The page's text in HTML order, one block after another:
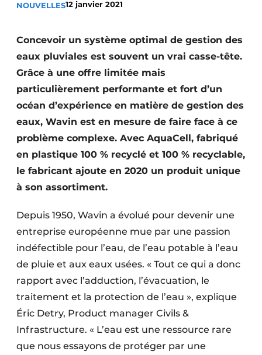
Construction bois
Contrôle d’accès
Éclairage
Fondations
Façades
Géotextiles
Infrastructures souterraines et égouttage
Protection solaire
Rénovation
Sécurité incendie
Software
NOUVELLES12 janvier 2021
Concevoir un système optimal de gestion des
eaux pluviales est souvent un vrai casse-tête.
Grâce à une offre limitée mais
particulièrement performante et fort d’un
océan d’expérience en matière de gestion des
eaux, Wavin est en mesure de faire face à ce
problème complexe. Avec AquaCell, fabriqué
en plastique 100 % recyclé et 100 % recyclable,
le fabricant ajoute en 2020 un produit unique
à son assortiment.
Depuis 1950, Wavin a évolué pour devenir une
entreprise européenne mue par une passion
indéfectible pour l’eau, de l’eau potable à l’eau
de pluie et aux eaux usées. « Tout ce qui a donc
rapport avec l’adduction, l’évacuation, le
traitement et la protection de l’eau », explique
Éric Detry, Product manager Civils &
Infrastructure. « L’eau est une ressource rare
que nous essayons de protéger par une